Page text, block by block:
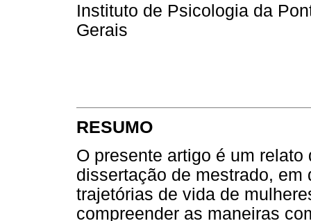
Instituto de Psicologia da
Gerais
RESUMO
O presente artigo é um
dissertação de mestrado,
trajetórias de vida de
compreender as maneiras